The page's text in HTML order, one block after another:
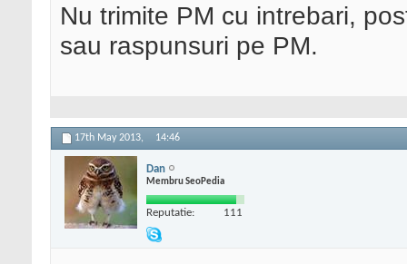
Nu trimite PM cu intrebari,
sau raspunsuri pe PM.
17th May 2013, 14:46
Dan
Membru SeoPedia
Reputatie: 111